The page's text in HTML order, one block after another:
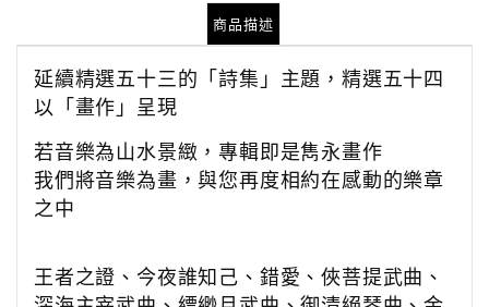
商品描述
延續精選五十三的「詩集」主題，精選五十四
以「畫作」呈現
若音樂為山水景緻，專輯即是雋永畫作
我們將音樂為畫，與您再度相約在感動的樂章
之中
王者之證、今夜誰知己、錯愛、俠菩提武曲、